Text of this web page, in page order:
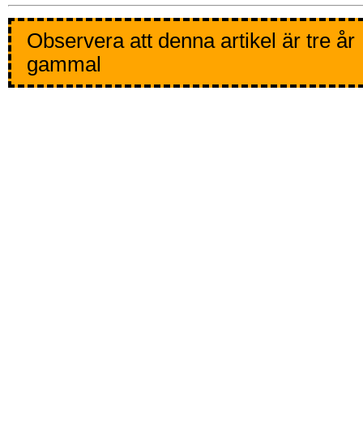
Observera att denna artikel är tre år
gammal